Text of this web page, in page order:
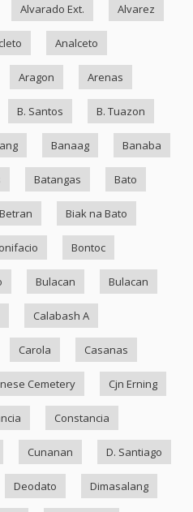
Alvarado Ext. Alvarez
Analceto
Aragon Arenas
B. Santos B. Tuazon
Banaag Banaba
Batangas Bato
Betran Biak na Bato
Bontoc
Bulacan Bulacan
Calabash A
Carola Casanas
Cemetery Cjn Erning
Constancia
Cunanan D. Santiago
Deodato Dimasalang